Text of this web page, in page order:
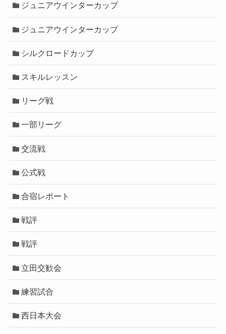
ジュニアウインターカップ
ジュニアウインターカップ
シルクロードカップ
スキルレッスン
リーグ戦
一部リーグ
交流戦
公式戦
合宿レポート
戦評
戦評
立田交歓会
練習試合
西日本大会